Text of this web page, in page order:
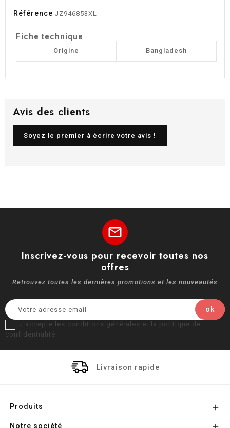
Référence JZ946853XL
Fiche technique
Origine Bangladesh
Avis des clients
Soyez le premier à écrire votre avis !
mail
Inscrivez-vous pour recevoir toutes nos
offres
Retrouvez toutes les dernières promotions et les nouveautés
J'accepte les conditions générales et la politique de
confidentialité
Livraison rapide
Produits 
Notre société